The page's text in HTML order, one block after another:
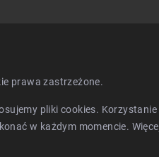
prawa zastrzeżone.
pliki cookies.
w każdym momencie.